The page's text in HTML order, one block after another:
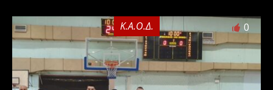
Κ.Α.Ο.Δ. 0